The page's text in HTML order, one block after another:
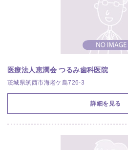
医療法人恵潤会 つるみ歯科医院
茨城県筑西市海老ケ島726-3
詳細を見る